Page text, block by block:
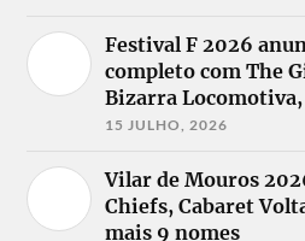
Festival F 2026
completo com The
Bizarra
15 JULHO, 2026
Vilar de Mouros
Chiefs, Cabaret
mais 9 nomes